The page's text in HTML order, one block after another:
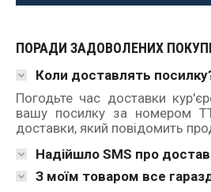
ПОРАДИ ЗАДОВОЛЕНИХ
Коли доставлять
Погодьте час доставки
вашу посилку за номером
доставки, який повідомить
Надійшло SMS про
З моїм товаром все